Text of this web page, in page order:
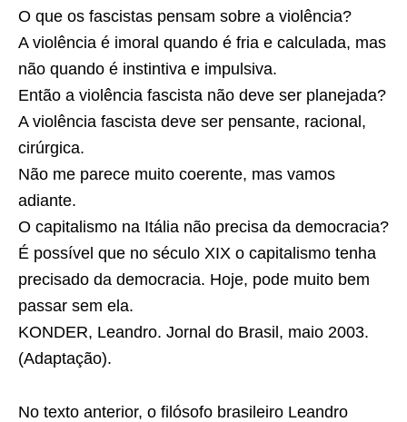
O que os fascistas pensam sobre a violência?
A violência é imoral quando é fria e calculada, mas
não quando é instintiva e impulsiva.
Então a violência fascista não deve ser planejada?
A violência fascista deve ser pensante, racional,
cirúrgica.
Não me parece muito coerente, mas vamos
adiante.
O capitalismo na Itália não precisa da democracia?
É possível que no século XIX o capitalismo tenha
precisado da democracia. Hoje, pode muito bem
passar sem ela.
KONDER, Leandro. Jornal do Brasil, maio 2003.
(Adaptação).
No texto anterior, o filósofo brasileiro Leandro